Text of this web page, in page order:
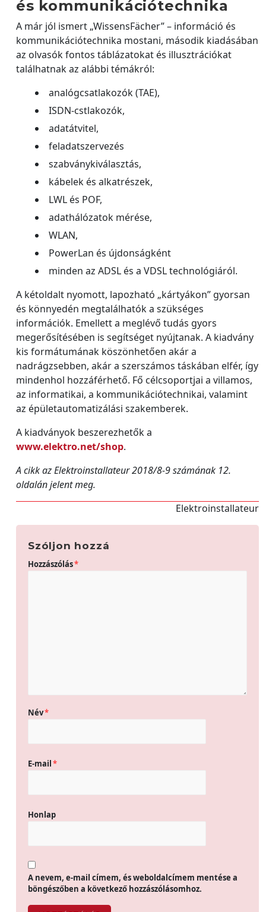
és kommunikációtechnika
A már jól ismert „WissensFächer” – információ és
kommunikációtechnika mostani, második kiadásában
az olvasók fontos táblázatokat és illusztrációkat
találhatnak az alábbi témákról:
analógcsatlakozók (TAE),
ISDN-cstlakozók,
adatátvitel,
feladatszervezés
szabványkiválasztás,
kábelek és alkatrészek,
LWL és POF,
adathálózatok mérése,
WLAN,
PowerLan és újdonságként
minden az ADSL és a VDSL technológiáról.
A kétoldalt nyomott, lapozható „kártyákon” gyorsan
és könnyedén megtalálhatók a szükséges
információk. Emellett a meglévő tudás gyors
megerősítésében is segítséget nyújtanak. A kiadvány
kis formátumának köszönhetően akár a
nadrágzsebben, akár a szerszámos táskában elfér, így
mindenhol hozzáférhető. Fő célcsoportjai a villamos,
az informatikai, a kommunikációtechnikai, valamint
az épületautomatizálási szakemberek.
A kiadványok beszerezhetők a
www.elektro.net/shop.
A cikk az Elektroinstallateur 2018/8-9 számának 12.
oldalán jelent meg.
Elektroinstallateur
Szóljon hozzá
Hozzászólás*
Név*
E-mail*
Honlap
A nevem, e-mail címem, és weboldalcímem mentése a
böngészőben a következő hozzászólásomhoz.